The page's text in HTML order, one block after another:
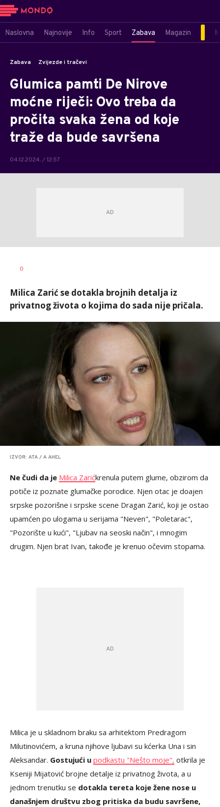
Naslovna Najnovije Info Sport Zabava Magazin
Zabava Zvijezde i tračevi
Glumica pamti De Nirove
moćne riječi: Ovo treba da
pročita svaka žena od koje
traže da bude savršena
04.12.2024. / 12:57
0
Milica Zarić se dotakla brojnih detalja iz
privatnog života o kojima do sada nije pričala.
IZVOR: ATA / A AHEL
Ne čudi da je Milica Zarićkrenula putem glume, obzirom da
potiče iz poznate glumačke porodice. Njen otac je doajen
srpske pozorišne i srpske scene Dragan Zarić, koji je ostao
upamćen po ulogama u serijama "Neven", "Poletarac",
"Pozorište u kući", "Ljubav na seoski način", i mnogim
drugim. Njen brat Ivan, takođe je krenuo očevim stopama.
Milica je u skladnom braku sa arhitektom Predragom
Milutinovićem, a kruna njihove ljubavi su kćerka Una i sin
Aleksandar. Gostujući u podkastu "Nešto moje", otkrila je
Kseniji Mijatović brojne detalje iz privatnog života, a u
jednom trenutku se dotakla tereta koje žene nose u
današnjem društvu zbog pritiska da budu savršene,